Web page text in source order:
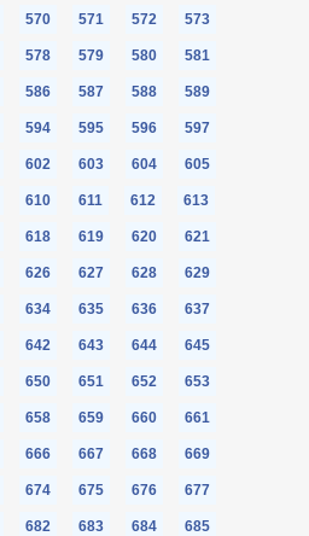
570 571 572 573
578 579 580 581
586 587 588 589
594 595 596 597
602 603 604 605
610 611 612 613
618 619 620 621
626 627 628 629
634 635 636 637
642 643 644 645
650 651 652 653
658 659 660 661
666 667 668 669
674 675 676 677
682 683 684 685